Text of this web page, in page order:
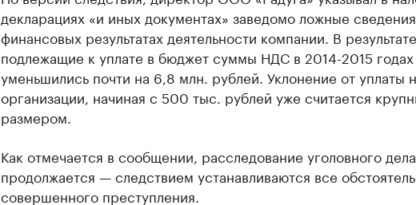
декларациях «и иных документах» заведомо ложные
финансовых результатах деятельности компании. В
подлежащие к уплате в бюджет суммы НДС в 2014-2015 годах
уменьшились почти на 6,8 млн. рублей. Уклонение от уплаты
организации, начиная с 500 тыс. рублей уже считается
размером.
Как отмечается в сообщении, расследование уголовного дела
продолжается — следствием устанавливаются все
совершенного преступления.